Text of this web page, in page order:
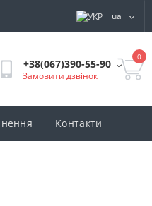
ua
+38(067)390-55-90
Замовити дзвінок
0
Контакти